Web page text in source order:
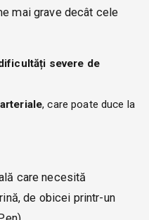
mai grave decât cele
severe de
, care poate duce la
care necesită
de obicei printr-un